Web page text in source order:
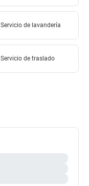
Servicio de lavandería
Servicio de traslado